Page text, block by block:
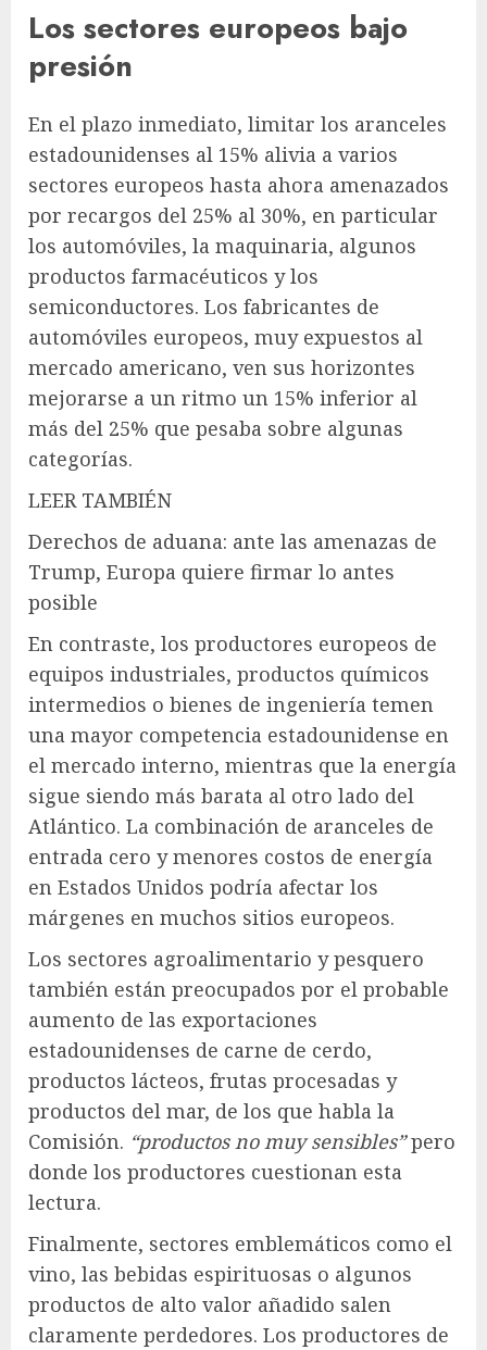
Los sectores europeos bajo
presión
En el plazo inmediato, limitar los aranceles
estadounidenses al 15% alivia a varios
sectores europeos hasta ahora amenazados
por recargos del 25% al ​​30%, en particular
los automóviles, la maquinaria, algunos
productos farmacéuticos y los
semiconductores. Los fabricantes de
automóviles europeos, muy expuestos al
mercado americano, ven sus horizontes
mejorarse a un ritmo un 15% inferior al
más del 25% que pesaba sobre algunas
categorías.
LEER TAMBIÉN
Derechos de aduana: ante las amenazas de
Trump, Europa quiere firmar lo antes
posible
En contraste, los productores europeos de
equipos industriales, productos químicos
intermedios o bienes de ingeniería temen
una mayor competencia estadounidense en
el mercado interno, mientras que la energía
sigue siendo más barata al otro lado del
Atlántico. La combinación de aranceles de
entrada cero y menores costos de energía
en Estados Unidos podría afectar los
márgenes en muchos sitios europeos.
Los sectores agroalimentario y pesquero
también están preocupados por el probable
aumento de las exportaciones
estadounidenses de carne de cerdo,
productos lácteos, frutas procesadas y
productos del mar, de los que habla la
Comisión. “productos no muy sensibles”pero
donde los productores cuestionan esta
lectura.
Finalmente, sectores emblemáticos como el
vino, las bebidas espirituosas o algunos
productos de alto valor añadido salen
claramente perdedores. Los productores de